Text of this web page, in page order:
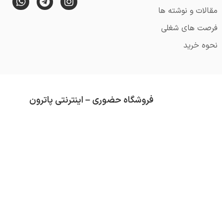
مقالات و نوشته ها
فرصت های شغلی
نحوه خرید
فروشگاه حضوری – اینترنتی پاترون